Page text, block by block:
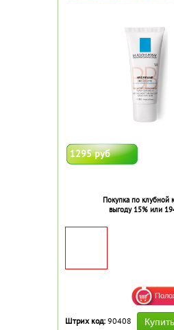
1295 руб
Покупка по клубной
выгоду 15% или
Штрих код: 90408